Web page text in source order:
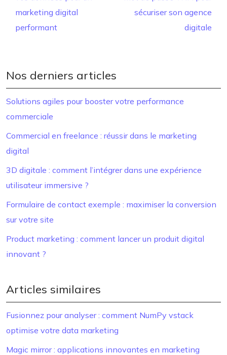
marketing digital
performant
sécuriser son agence
digitale
Nos derniers articles
Solutions agiles pour booster votre performance
commerciale
Commercial en freelance : réussir dans le marketing
digital
3D digitale : comment l’intégrer dans une expérience
utilisateur immersive ?
Formulaire de contact exemple : maximiser la conversion
sur votre site
Product marketing : comment lancer un produit digital
innovant ?
Articles similaires
Fusionnez pour analyser : comment NumPy vstack
optimise votre data marketing
Magic mirror : applications innovantes en marketing